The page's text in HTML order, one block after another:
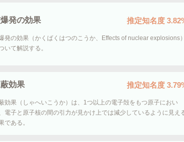
発の効果 推定知名度
発の効果（かくばくはつのこうか、Effects of nuclear explosions）
いて解説する。
効果 推定知名度
効果（しゃへいこうか）は、1つ以上の電子殻をもつ原子におい
電子と原子核の間の引力が見かけ上では減少しているように見え
である。